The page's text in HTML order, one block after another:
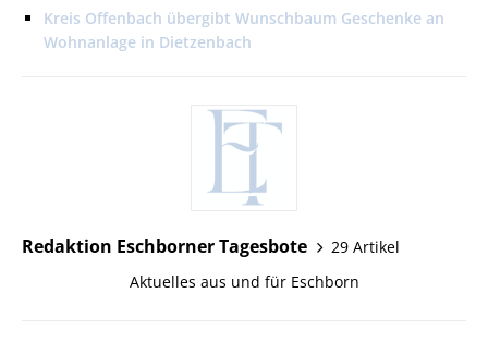
Kreis Offenbach übergibt Wunschbaum Geschenke an
Wohnanlage in Dietzenbach
Redaktion Eschborner Tagesbote
29 Artikel
Aktuelles aus und für Eschborn